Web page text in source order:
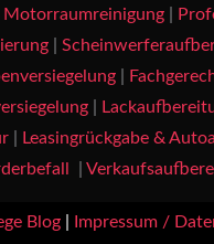
Motorraumreinigung|
|
|
|
| Leasingrückgabe &
Blog| Impressum /